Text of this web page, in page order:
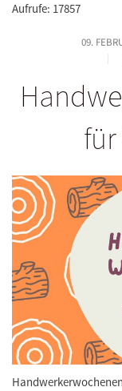
Aufrufe: 17857
09.